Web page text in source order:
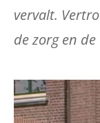
vervalt.
de zorg en